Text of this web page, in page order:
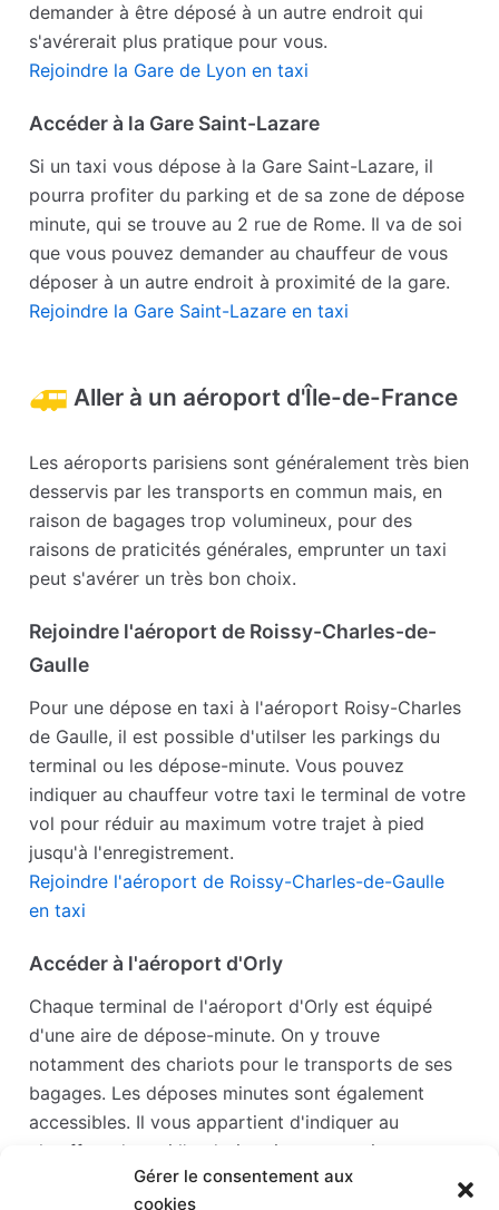
Gérer le consentement aux
cookies
demander à être déposé à un autre endroit qui
s'avérerait plus pratique pour vous.
Rejoindre la Gare de Lyon en taxi
Accéder à la Gare Saint-Lazare
Si un taxi vous dépose à la Gare Saint-Lazare, il
pourra profiter du parking et de sa zone de dépose
minute, qui se trouve au 2 rue de Rome. Il va de soi
que vous pouvez demander au chauffeur de vous
déposer à un autre endroit à proximité de la gare.
Rejoindre la Gare Saint-Lazare en taxi
Aller à un aéroport d'Île-de-France
Les aéroports parisiens sont généralement très bien
desservis par les transports en commun mais, en
raison de bagages trop volumineux, pour des
raisons de praticités générales, emprunter un taxi
peut s'avérer un très bon choix.
Rejoindre l'aéroport de Roissy-Charles-de-
Gaulle
Pour une dépose en taxi à l'aéroport Roisy-Charles
de Gaulle, il est possible d'utilser les parkings du
terminal ou les dépose-minute. Vous pouvez
indiquer au chauffeur votre taxi le terminal de votre
vol pour réduir au maximum votre trajet à pied
jusqu'à l'enregistrement.
Rejoindre l'aéroport de Roissy-Charles-de-Gaulle
en taxi
Accéder à l'aéroport d'Orly
Chaque terminal de l'aéroport d'Orly est équipé
d'une aire de dépose-minute. On y trouve
notamment des chariots pour le transports de ses
bagages. Les déposes minutes sont également
accessibles. Il vous appartient d'indiquer au
chauffeur de taxi l'endroit qui vous convient.
Accéder à l'aéroport d'Orly en taxi